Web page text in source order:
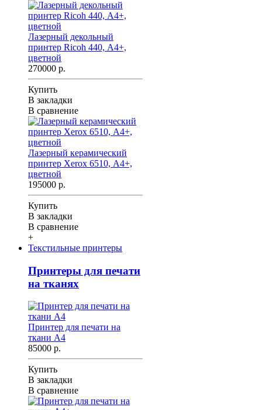
Лазерный декольный
принтер Ricoh 440, А4+,
цветной
270000 р.
Купить
В закладки
В сравнение
Лазерный керамический
принтер Xerox 6510, А4+,
цветной
195000 р.
Купить
В закладки
В сравнение
+
Текстильные принтеры
Принтеры для печати
на тканях
Принтер для печати на
ткани A4
85000 р.
Купить
В закладки
В сравнение